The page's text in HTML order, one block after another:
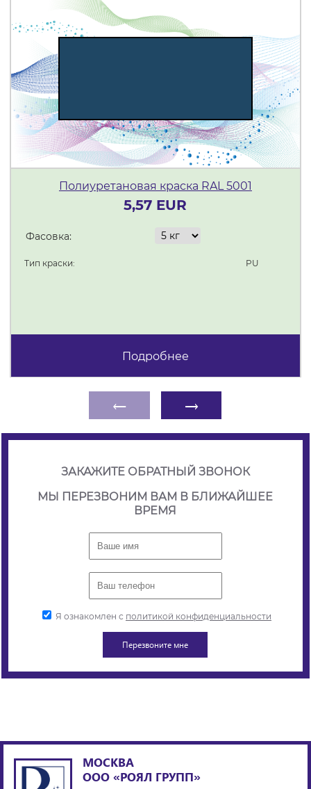
Полиуретановая краска RAL 5001
5,57 EUR
Фасовка:
Тип краски: PU
Подробнее
← →
ЗАКАЖИТЕ ОБРАТНЫЙ ЗВОНОК
МЫ ПЕРЕЗВОНИМ ВАМ В БЛИЖАЙШЕЕ
ВРЕМЯ
Я ознакомлен с политикой конфиденциальности
МОСКВА
ООО «РОЯЛ ГРУПП»